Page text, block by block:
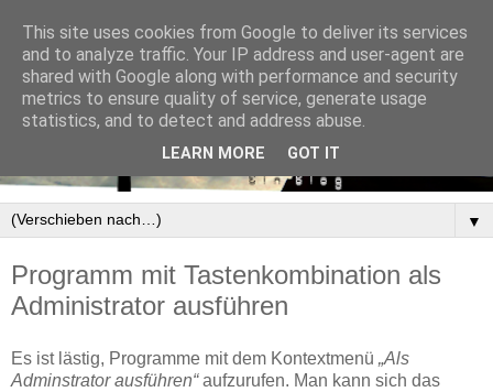
▼
Programm mit Tastenkombination als
Administrator ausführen
Es ist lästig, Programme mit dem Kontextmenü „Als
Adminstrator ausführen“aufzurufen. Man kann sich das
This site uses cookies from Google to deliver its services
and to analyze traffic. Your IP address and user-agent are
shared with Google along with performance and security
metrics to ensure quality of service, generate usage
statistics, and to detect and address abuse.
LEARN MORE GOT IT